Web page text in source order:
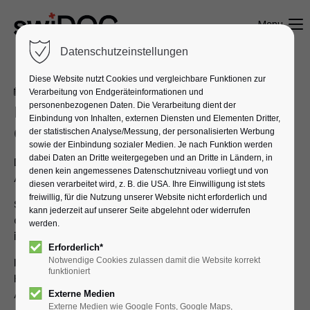
Menu
17.12.2023 13:48 von Kevin Bauer
Kündigungsfristen im Schweizer
Obligationenrecht (OR)
Die Kündigungsfristen sind ein wichtiges Thema für
Arbeitgeber und Arbeitnehmer in der Schweiz.
Sie regeln, wie lange die Vertragsparteien vor Ablauf
des Arbeitsverhältnisses über eine Kündigung
informiert werden müssen.
Im
Schweizer Obligationenrecht (OR)sind die
Kündigungsfristen für verschiedene Arten von
Arbeitsverhältnissen festgelegt.
Datenschutzeinstellungen
Diese Website nutzt Cookies und vergleichbare Funktionen zur
Verarbeitung von Endgeräteinformationen und
personenbezogenen Daten. Die Verarbeitung dient der
Einbindung von Inhalten, externen Diensten und Elementen Dritter,
der statistischen Analyse/Messung, der personalisierten Werbung
sowie der Einbindung sozialer Medien. Je nach Funktion werden
dabei Daten an Dritte weitergegeben und an Dritte in Ländern, in
denen kein angemessenes Datenschutzniveau vorliegt und von
diesen verarbeitet wird, z. B. die USA. Ihre Einwilligung ist stets
freiwillig, für die Nutzung unserer Website nicht erforderlich und
kann jederzeit auf unserer Seite abgelehnt oder widerrufen
werden.
Erforderlich*
Notwendige Cookies zulassen damit die Website korrekt
funktioniert
Externe Medien
Externe Medien wie Google Fonts, Google Maps,